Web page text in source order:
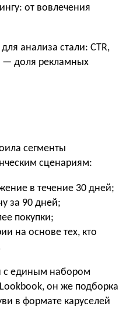
от вовлечения
анализа стали: CTR,
— доля рекламных
сегменты
сценариям:
в течение 30 дней;
за 90 дней;
покупки;
на основе тех, кто
с единым набором
он же подборка
в формате каруселей